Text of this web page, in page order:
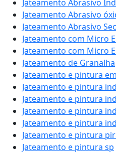
Jateamento Abrasivo
Jateamento Abrasivo
Jateamento Abrasivo
Jateamento com Micro
Jateamento com Micro
Jateamento de Granalha
Jateamento e pintura
Jateamento e pintura
Jateamento e pintura
Jateamento e pintura
Jateamento e pintura
Jateamento e pintura
Jateamento e pintura sp